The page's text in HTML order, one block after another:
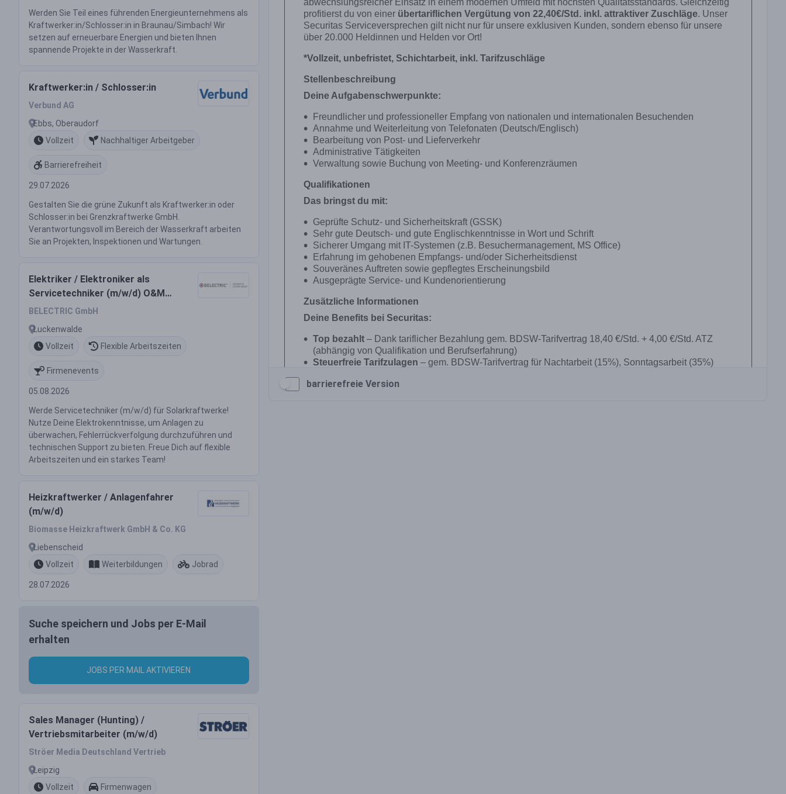
Werden Sie Teil eines führenden Energieunternehmens als
Kraftwerker:in/Schlosser:in in Braunau/Simbach! Wir
setzen auf erneuerbare Energien und bieten Ihnen
spannende Projekte in der Wasserkraft.
Kraftwerker:in / Schlosser:in
Verbund AG
Ebbs, Oberaudorf
Vollzeit
Nachhaltiger Arbeitgeber
Barrierefreiheit
29.07.2026
Gestalten Sie die grüne Zukunft als Kraftwerker:in oder
Schlosser:in bei Grenzkraftwerke GmbH.
Verantwortungsvoll im Bereich der Wasserkraft arbeiten
Sie an Projekten, Inspektionen und Wartungen.
Elektriker / Elektroniker als
Servicetechniker (m/w/d) O&M
Solarkraftwerke
BELECTRIC GmbH
Luckenwalde
Vollzeit
Flexible Arbeitszeiten
Firmenevents
05.08.2026
Werde Servicetechniker (m/w/d) für Solarkraftwerke!
Nutze Deine Elektrokenntnisse, um Anlagen zu
überwachen, Fehlerrückverfolgung durchzuführen und
technischen Support zu bieten. Freue Dich auf flexible
Arbeitszeiten und ein starkes Team!
Heizkraftwerker / Anlagenfahrer
(m/w/d)
Biomasse Heizkraftwerk GmbH & Co. KG
Liebenscheid
Vollzeit
Weiterbildungen Jobrad
28.07.2026
Suche speichern und Jobs per E-Mail
erhalten
JOBS PER MAIL AKTIVIEREN
Sales Manager (Hunting) /
Vertriebsmitarbeiter (m/w/d)
Ströer Media Deutschland Vertrieb
Leipzig
Vollzeit
Firmenwagen
barrierefreie Version